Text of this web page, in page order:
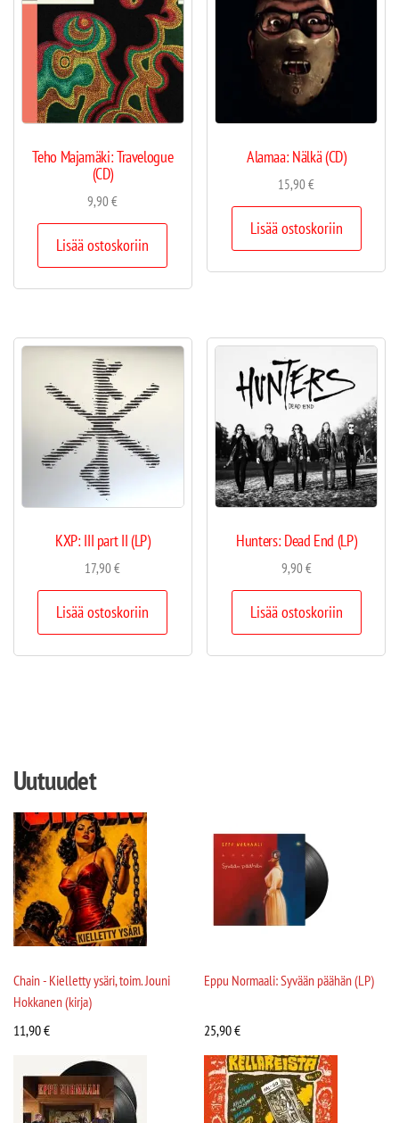
Teho Majamäki: Travelogue
(CD)
9,90€
Lisää ostoskoriin
Alamaa: Nälkä (CD)
15,90€
Lisää ostoskoriin
KXP: III part II (LP)
17,90€
Lisää ostoskoriin
Hunters: Dead End (LP)
9,90€
Lisää ostoskoriin
Uutuudet
Chain - Kielletty ysäri, toim. Jouni
Hokkanen (kirja)
11,90€
Eppu Normaali: Syvään päähän (LP)
25,90€